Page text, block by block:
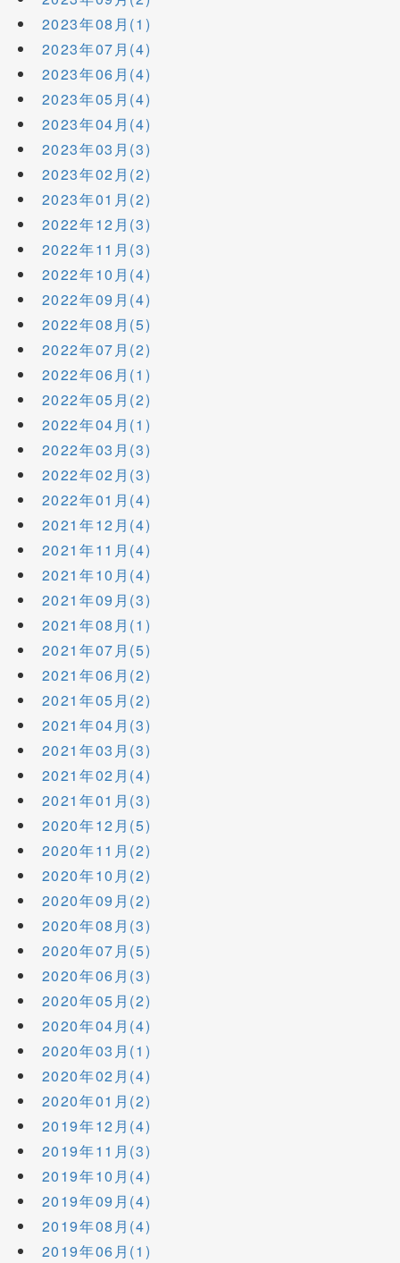
2023年08月(1)
2023年07月(4)
2023年06月(4)
2023年05月(4)
2023年04月(4)
2023年03月(3)
2023年02月(2)
2023年01月(2)
2022年12月(3)
2022年11月(3)
2022年10月(4)
2022年09月(4)
2022年08月(5)
2022年07月(2)
2022年06月(1)
2022年05月(2)
2022年04月(1)
2022年03月(3)
2022年02月(3)
2022年01月(4)
2021年12月(4)
2021年11月(4)
2021年10月(4)
2021年09月(3)
2021年08月(1)
2021年07月(5)
2021年06月(2)
2021年05月(2)
2021年04月(3)
2021年03月(3)
2021年02月(4)
2021年01月(3)
2020年12月(5)
2020年11月(2)
2020年10月(2)
2020年09月(2)
2020年08月(3)
2020年07月(5)
2020年06月(3)
2020年05月(2)
2020年04月(4)
2020年03月(1)
2020年02月(4)
2020年01月(2)
2019年12月(4)
2019年11月(3)
2019年10月(4)
2019年09月(4)
2019年08月(4)
2019年06月(1)